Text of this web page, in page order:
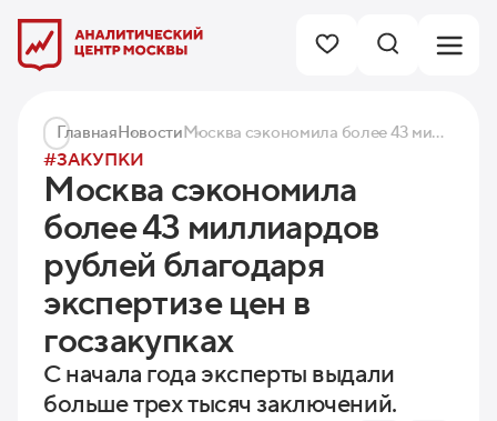
ГлавнаяНовости Москва сэкономила более 43 миллиардов рублей благодаря экспертизе цен в госзакупках
#ЗАКУПКИ
Москва сэкономила
более 43 миллиардов
рублей благодаря
экспертизе цен в
госзакупках
С начала года эксперты выдали
больше трех тысяч заключений.